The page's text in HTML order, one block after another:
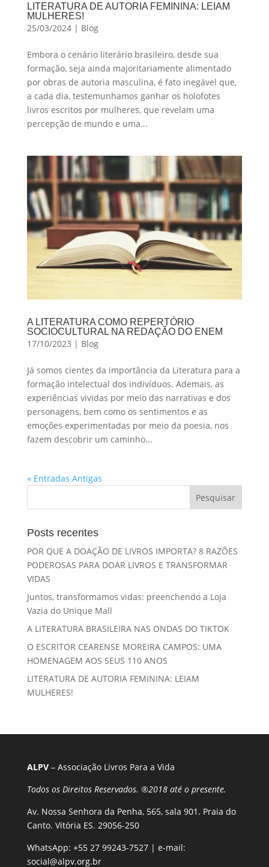
LITERATURA DE AUTORIA FEMININA: LEIAM
MULHERES!
25/03/2024| Blog
Embora o cenário literário brasileiro, desde sua
formação, seja ainda majoritariamente alimentado
por obras de autoria masculina, é fato inegável que,
a cada dia, testemunhamos ganhar os holofotes
livros escritos por mulheres, que revelam uma
percepção de mundo e uma...
A LITERATURA COMO REPERTÓRIO
SOCIOCULTURAL NA REDAÇÃO DO ENEM
17/10/2023 | Blog
Já somos cientes da importância da Literatura para a
formação intelectual dos indivíduos. Ademais, as
experiências vividas por meio das narrativas e dos
personagens, bem como os sentimentos e as
emoções experimentadas por meio da poesia, nos
fazem descobrir um caminho...
« Entradas Antigas
Posts recentes
POR QUE A DOAÇÃO DE LIVROS IMPORTA? 8 RAZÕES
PODEROSAS PARA DOAR LIVROS E TRANSFORMAR
VIDAS
Juntos, transformamos vidas: preenchendo a Loja
Vazia do Unique Mall
A LITERATURA BRASILEIRA NAS ONDAS DO TIKTOK
O ESCRITOR CEARENSE MOREIRA CAMPOS: UMA
HOMENAGEM AOS SEUS 110 ANOS
LITERATURA DE AUTORIA FEMININA: LEIAM
MULHERES!
ALPV– Associação Livros Para a Vida
Todos os Direitos Reservados. ®2018 até o presente.
Av. Nossa Senhora da Penha, 565, sala 901. Praia do
Canto. Vitória ES. 29056-250
WhatsApp: +55 27 99243-7527| e-mail:
social@alpv.org.br